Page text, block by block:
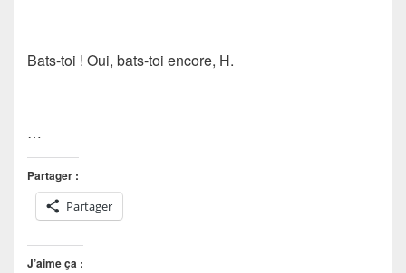
Bats-toi ! Oui, bats-toi encore, H.
…
Partager :
Partager
J’aime ça :